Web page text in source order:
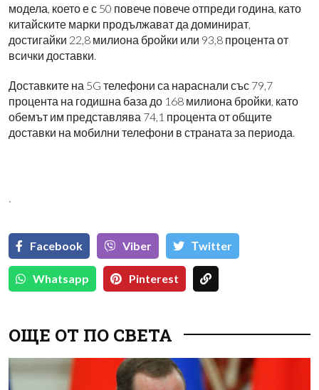
модела, което е с 50 повече повече отпреди година, като
китайските марки продължават да доминират,
достигайки 22,8 милиона бройки или 93,8 процента от
всички доставки.
Доставките на 5G телефони са нараснали със 79,7
процента на годишна база до 168 милиона бройки, като
обемът им представлява 74,1 процента от общите
доставки на мобилни телефони в страната за периода.
`
Facebook Viber Тwitter
Whatsapp Pinterest
ОЩЕ ОТ ПО СВЕТА